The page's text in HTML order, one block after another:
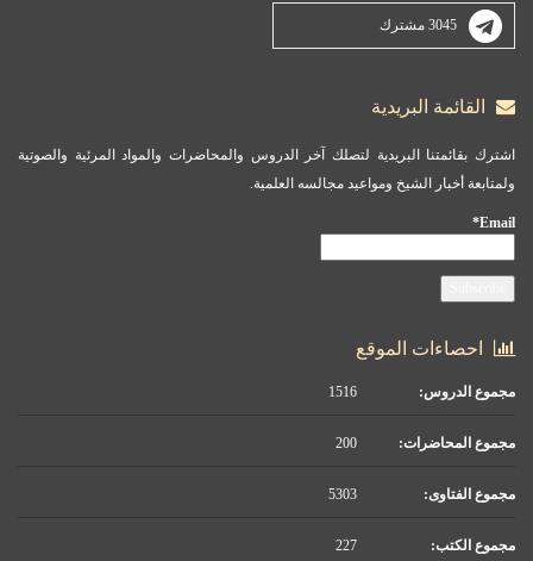
3045 مشترك
القائمة البريدية
اشترك بقائمتنا البريدية لتصلك آخر الدروس والمحاضرات والمواد المرئية والصوتية
ولمتابعة أخبار الشيخ ومواعيد مجالسه العلمية.
Email*
احصاءات الموقع
مجموع الدروس:
مجموع المحاضرات:
مجموع الفتاوى:
مجموع الكتب: